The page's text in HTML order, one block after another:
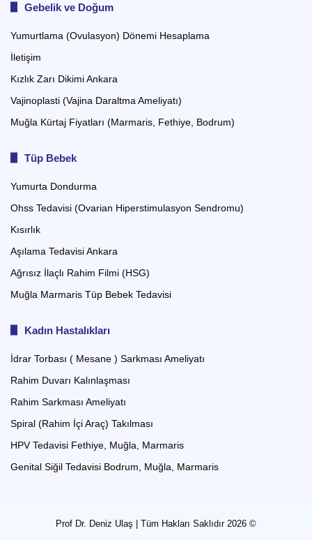
Gebelik ve Doğum
Yumurtlama (Ovulasyon) Dönemi Hesaplama
İletişim
Kızlık Zarı Dikimi Ankara
Vajinoplasti (Vajina Daraltma Ameliyatı)
Muğla Kürtaj Fiyatları (Marmaris, Fethiye, Bodrum)
Tüp Bebek
Yumurta Dondurma
Ohss Tedavisi (Ovarian Hiperstimulasyon Sendromu)
Kısırlık
Aşılama Tedavisi Ankara
Ağrısız İlaçlı Rahim Filmi (HSG)
Muğla Marmaris Tüp Bebek Tedavisi
Kadın Hastalıkları
İdrar Torbası ( Mesane ) Sarkması Ameliyatı
Rahim Duvarı Kalınlaşması
Rahim Sarkması Ameliyatı
Spiral (Rahim İçi Araç) Takılması
HPV Tedavisi Fethiye, Muğla, Marmaris
Genital Siğil Tedavisi Bodrum, Muğla, Marmaris
Prof Dr. Deniz Ulaş | Tüm Hakları Saklıdır 2026 ©